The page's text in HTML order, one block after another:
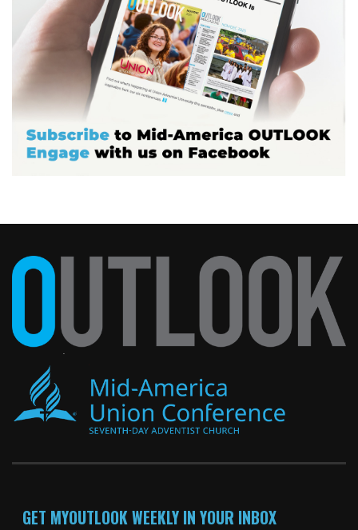
GET MYOUTLOOK WEEKLY IN YOUR INBOX